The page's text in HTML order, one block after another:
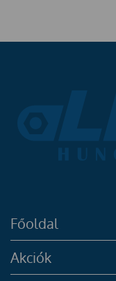
Főoldal
Akciók